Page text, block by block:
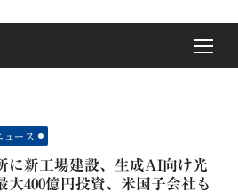
ュース
に新工場建設、生成AI向け光
大400億円投資、米国子会社も